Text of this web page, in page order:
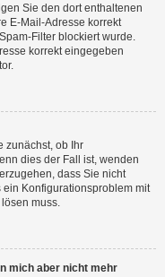
Sie den dort enthaltenen
E-Mail-Adresse korrekt
Filter blockiert wurde.
korrekt eingegeben
zunächst, ob Ihr
dies der Fall ist, wenden
dass Sie nicht
Konfigurationsproblem mit
muss.
mich aber nicht mehr